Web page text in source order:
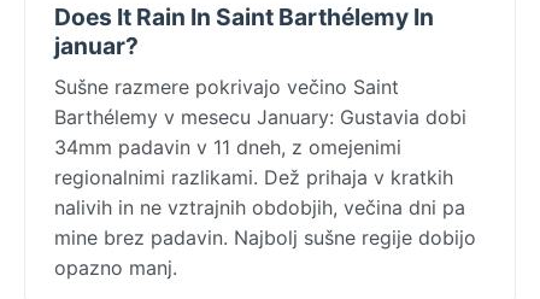
Does It Rain In Saint Barthélemy In
januar?
Sušne razmere pokrivajo večino Saint
Barthélemy v mesecu January: Gustavia dobi
34mm padavin v 11 dneh, z omejenimi
regionalnimi razlikami. Dež prihaja v kratkih
nalivih in ne vztrajnih obdobjih, večina dni pa
mine brez padavin. Najbolj sušne regije dobijo
opazno manj.